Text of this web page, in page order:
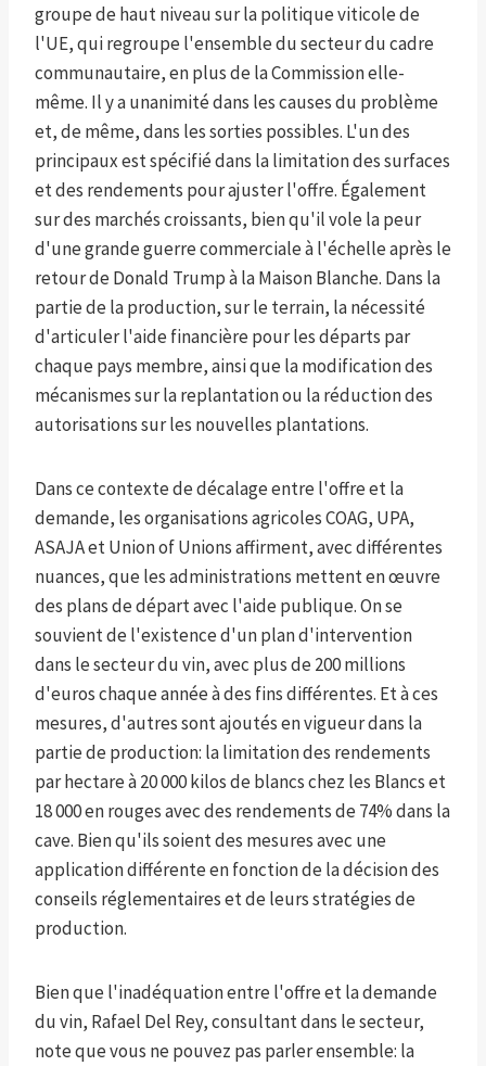
groupe de haut niveau sur la politique viticole de
l'UE, qui regroupe l'ensemble du secteur du cadre
communautaire, en plus de la Commission elle-
même. Il y a unanimité dans les causes du problème
et, de même, dans les sorties possibles. L'un des
principaux est spécifié dans la limitation des surfaces
et des rendements pour ajuster l'offre. Également
sur des marchés croissants, bien qu'il vole la peur
d'une grande guerre commerciale à l'échelle après le
retour de Donald Trump à la Maison Blanche. Dans la
partie de la production, sur le terrain, la nécessité
d'articuler l'aide financière pour les départs par
chaque pays membre, ainsi que la modification des
mécanismes sur la replantation ou la réduction des
autorisations sur les nouvelles plantations.
Dans ce contexte de décalage entre l'offre et la
demande, les organisations agricoles COAG, UPA,
ASAJA et Union of Unions affirment, avec différentes
nuances, que les administrations mettent en œuvre
des plans de départ avec l'aide publique. On se
souvient de l'existence d'un plan d'intervention
dans le secteur du vin, avec plus de 200 millions
d'euros chaque année à des fins différentes. Et à ces
mesures, d'autres sont ajoutés en vigueur dans la
partie de production: la limitation des rendements
par hectare à 20 000 kilos de blancs chez les Blancs et
18 000 en rouges avec des rendements de 74% dans la
cave. Bien qu'ils soient des mesures avec une
application différente en fonction de la décision des
conseils réglementaires et de leurs stratégies de
production.
Bien que l'inadéquation entre l'offre et la demande
du vin, Rafael Del Rey, consultant dans le secteur,
note que vous ne pouvez pas parler ensemble: la